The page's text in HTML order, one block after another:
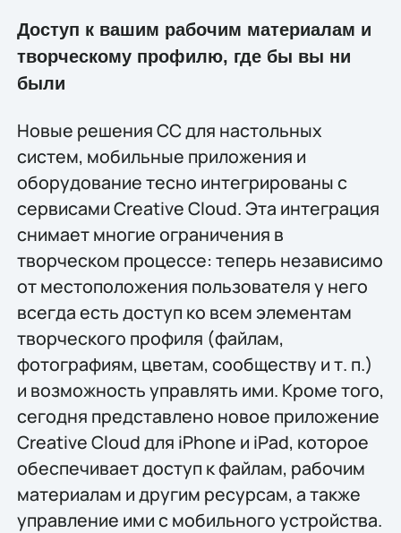
Доступ к вашим рабочим материалам и
творческому профилю, где бы вы ни
были
Новые решения CC для настольных
систем, мобильные приложения и
оборудование тесно интегрированы с
сервисами Creative Cloud. Эта интеграция
снимает многие ограничения в
творческом процессе: теперь независимо
от местоположения пользователя у него
всегда есть доступ ко всем элементам
творческого профиля (файлам,
фотографиям, цветам, сообществу и т. п.)
и возможность управлять ими. Кроме того,
сегодня представлено новое приложение
Creative Cloud для iPhone и iPad, которое
обеспечивает доступ к файлам, рабочим
материалам и другим ресурсам, а также
управление ими с мобильного устройства.